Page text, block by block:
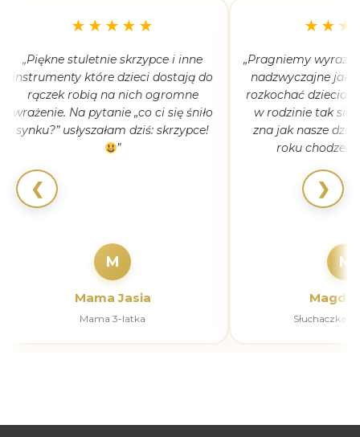
❮
★★★★★
„Piękne stuletnie skrzypce i inne
instrumenty które dzieci dostają do
rączek robią na nich ogromne
wrażenie. Na pytanie „co ci się śniło
synku?” usłyszałam dziś: skrzypce!
”
M
Mama Jasia
Mama 3-latka
„Pragniemy wyrazić
nadzwyczajne jak
rozkochać
w rodzinie tak się
zna jak nasze
roku
M
Słuchaczka
❯